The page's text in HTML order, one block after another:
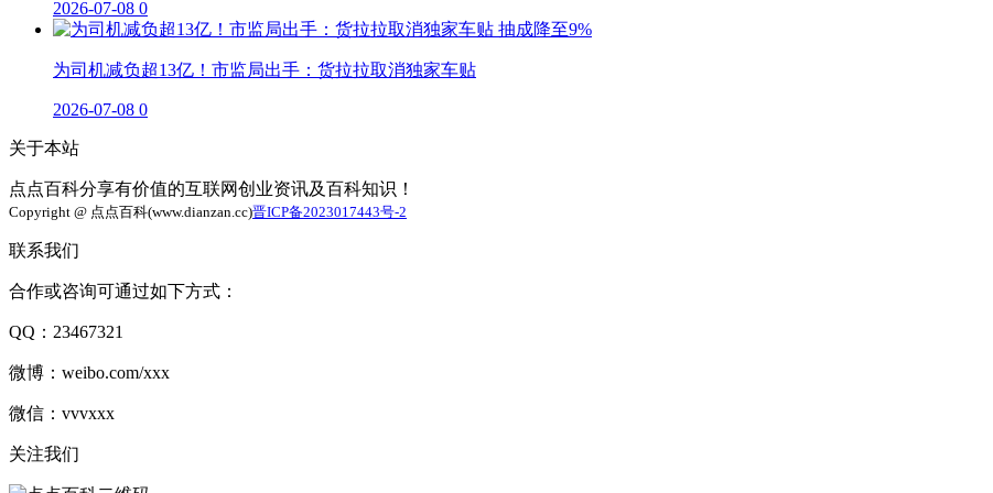
2026-07-08 0
为司机减负超13亿！市监局出手：货拉拉取消独家车贴
2026-07-08 0
关于本站
点点百科分享有价值的互联网创业资讯及百科知识！
Copyright @ 点点百科(www.dianzan.cc)晋ICP备2023017443号-2
联系我们
合作或咨询可通过如下方式：
QQ：23467321
微博：weibo.com/xxx
微信：vvvxxx
关注我们